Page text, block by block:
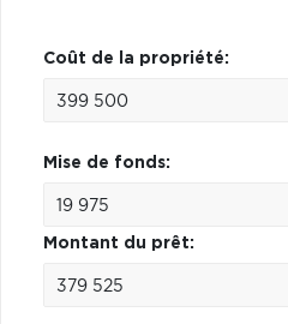
Coût de la propriété:
Mise de fonds:
Montant du prêt: